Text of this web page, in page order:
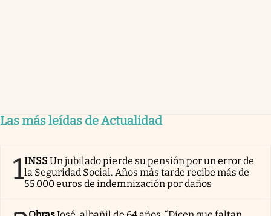
Las más leídas de Actualidad
1INSSUn jubilado pierde su pensión por un error de
la Seguridad Social. Años más tarde recibe más de
55.000 euros de indemnización por daños